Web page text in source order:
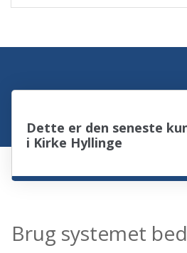
Dette er den seneste
i Kirke Hyllinge
Brug systemet